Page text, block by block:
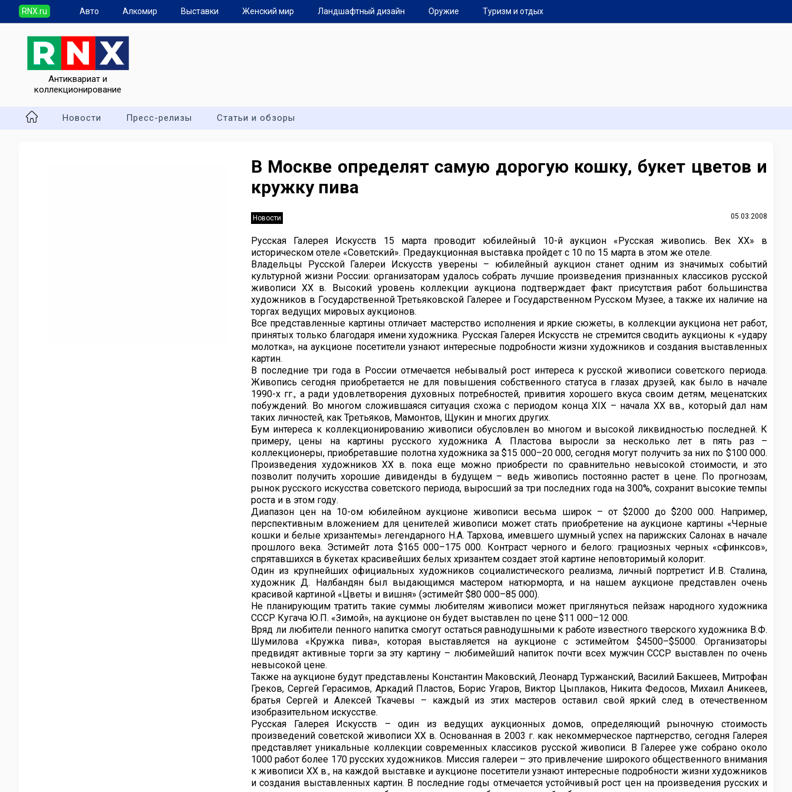
RNX.ru Авто Алкомир Выставки Женский мир Ландшафтный дизайн Оружие Туризм и отдых
Антиквариат и
коллекционирование
Новости Пресс-релизы Статьи и обзоры
В Москве определят самую дорогую кошку, букет цветов и
кружку пива
05.03.2008
Новости
Русская Галерея Искусств 15 марта проводит юбилейный 10-й аукцион «Русская живопись. Век ХХ» в
историческом отеле «Советский». Предаукционная выставка пройдет с 10 по 15 марта в этом же отеле.
Владельцы Русской Галереи Искусств уверены – юбилейный аукцион станет одним из значимых событий
культурной жизни России: организаторам удалось собрать лучшие произведения признанных классиков русской
живописи XX в. Высокий уровень коллекции аукциона подтверждает факт присутствия работ большинства
художников в Государственной Третьяковской Галерее и Государственном Русском Музее, а также их наличие на
торгах ведущих мировых аукционов.
Все представленные картины отличает мастерство исполнения и яркие сюжеты, в коллекции аукциона нет работ,
принятых только благодаря имени художника. Русская Галерея Искусств не стремится сводить аукционы к «удару
молотка», на аукционе посетители узнают интересные подробности жизни художников и создания выставленных
картин.
В последние три года в России отмечается небывалый рост интереса к русской живописи советского периода.
Живопись сегодня приобретается не для повышения собственного статуса в глазах друзей, как было в начале
1990-х гг., а ради удовлетворения духовных потребностей, привития хорошего вкуса своим детям, меценатских
побуждений. Во многом сложившаяся ситуация схожа с периодом конца XIX – начала XX вв., который дал нам
таких личностей, как Третьяков, Мамонтов, Щукин и многих других.
Бум интереса к коллекционированию живописи обусловлен во многом и высокой ликвидностью последней. К
примеру, цены на картины русского художника А. Пластова выросли за несколько лет в пять раз –
коллекционеры, приобретавшие полотна художника за $15 000–20 000, сегодня могут получить за них по $100 000.
Произведения художников ХХ в. пока еще можно приобрести по сравнительно невысокой стоимости, и это
позволит получить хорошие дивиденды в будущем – ведь живопись постоянно растет в цене. По прогнозам,
рынок русского искусства советского периода, выросший за три последних года на 300%, сохранит высокие темпы
роста и в этом году.
Диапазон цен на 10-ом юбилейном аукционе живописи весьма широк – от $2000 до $200 000. Например,
перспективным вложением для ценителей живописи может стать приобретение на аукционе картины «Черные
кошки и белые хризантемы» легендарного Н.А. Тархова, имевшего шумный успех на парижских Салонах в начале
прошлого века. Эстимейт лота $165 000–175 000. Контраст черного и белого: грациозных черных «сфинксов»,
спрятавшихся в букетах красивейших белых хризантем создает этой картине неповторимый колорит.
Один из крупнейших официальных художников социалистического реализма, личный портретист И.В. Сталина,
художник Д. Налбандян был выдающимся мастером натюрморта, и на нашем аукционе представлен очень
красивой картиной «Цветы и вишня» (эстимейт $80 000–85 000).
Не планирующим тратить такие суммы любителям живописи может приглянуться пейзаж народного художника
СССР Кугача Ю.П. «Зимой», на аукционе он будет выставлен по цене $11 000–12 000.
Вряд ли любители пенного напитка смогут остаться равнодушными к работе известного тверского художника В.Ф.
Шумилова «Кружка пива», которая выставляется на аукционе с эстимейтом $4500–$5000. Организаторы
предвидят активные торги за эту картину – любимейший напиток почти всех мужчин СССР выставлен по очень
невысокой цене.
Также на аукционе будут представлены Константин Маковский, Леонард Туржанский, Василий Бакшеев, Митрофан
Греков, Сергей Герасимов, Аркадий Пластов, Борис Угаров, Виктор Цыплаков, Никита Федосов, Михаил Аникеев,
братья Сергей и Алексей Ткачевы – каждый из этих мастеров оставил свой яркий след в отечественном
изобразительном искусстве.
Русская Галерея Искусств – один из ведущих аукционных домов, определяющий рыночную стоимость
произведений советской живописи ХХ в. Основанная в 2003 г. как некоммерческое партнерство, сегодня Галерея
представляет уникальные коллекции современных классиков русской живописи. В Галерее уже собрано около
1000 работ более 170 русских художников. Миссия галереи – это привлечение широкого общественного внимания
к живописи XX в., на каждой выставке и аукционе посетители узнают интересные подробности жизни художников
и создания выставленных картин. В последние годы отмечается устойчивый рост цен на произведения русских и